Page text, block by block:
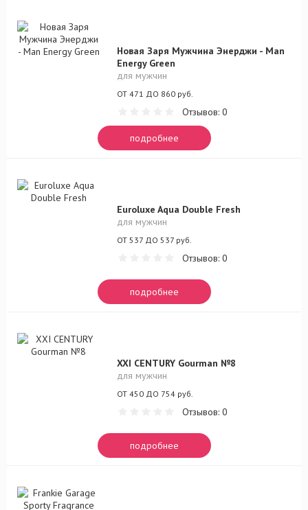
Новая Заря Мужчина Энерджи - Man
Energy Green
для мужчин
ОТ 471 ДО 860 руб.
Отзывов: 0
подробнее
Euroluxe Aqua Double Fresh
для мужчин
ОТ 537 ДО 537 руб.
Отзывов: 0
подробнее
XXI CENTURY Gourman №8
для мужчин
ОТ 450 ДО 754 руб.
Отзывов: 0
подробнее